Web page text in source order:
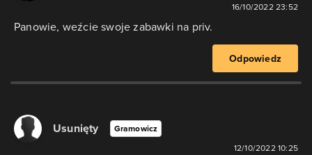
16/10/2022 23:52
Panowie, weźcie swoje zabawki na priv.
Odpowiedz
Usunięty
Gramowicz
12/10/2022 10:25